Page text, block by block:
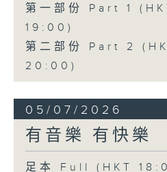
第一部份 Part 1
19:00)
第二部份 Part 2
20:00)
05/07/2026
有音樂 有快樂
足本 Full (HKT